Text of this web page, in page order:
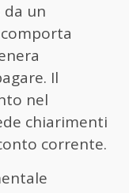
da un
Il
nel
chiarimenti
corrente.